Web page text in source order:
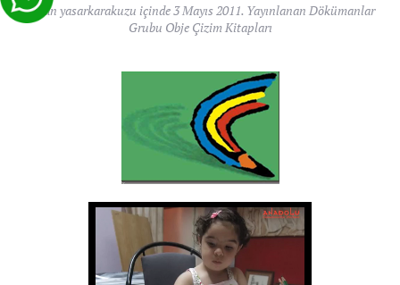
Yazan yasarkarakuzu içinde3 Mayıs 2011. Yayınlanan Dökümanlar
Grubu Obje Çizim Kitapları